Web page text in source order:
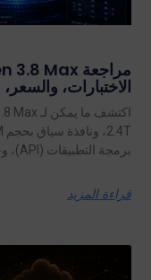
الاختبارات،
برمجة التطبيقات (API)، وخطط الاشتراك المفتوحة قبل أن تقرر التبديل.
قراءة المزيد